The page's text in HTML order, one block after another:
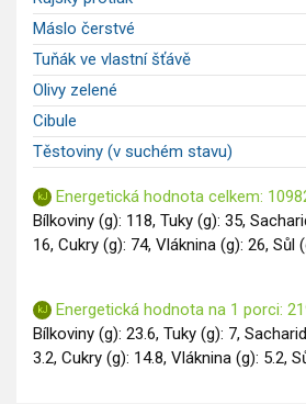
Ostatní
Dětské recepty
GLP-1 recepty
Máslo čerstvé
Tuňák ve vlastní šťávě
Olivy zelené
Cibule
Těstoviny (v suchém stavu)
Energetická hodnota celkem:
Bílkoviny (g): 118, Tuky (g): 35,
16, Cukry (g): 74, Vláknina (g): 26, Sůl
Energetická hodnota na 1 porci:
Bílkoviny (g): 23.6, Tuky (g): 7,
3.2, Cukry (g): 14.8, Vláknina (g): 5.2,